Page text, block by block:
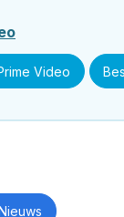
Video